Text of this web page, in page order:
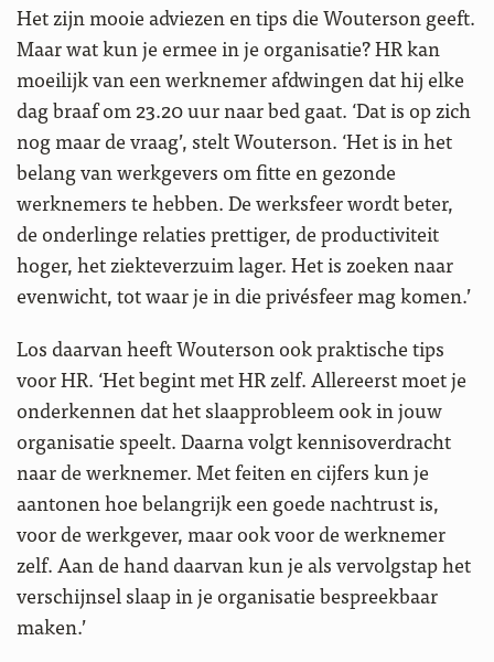
Het zijn mooie adviezen en tips die Wouterson geeft.
Maar wat kun je ermee in je organisatie? HR kan
moeilijk van een werknemer afdwingen dat hij elke
dag braaf om 23.20 uur naar bed gaat. ‘Dat is op zich
nog maar de vraag’, stelt Wouterson. ‘Het is in het
belang van werkgevers om fitte en gezonde
werknemers te hebben. De werksfeer wordt beter,
de onderlinge relaties prettiger, de productiviteit
hoger, het ziekteverzuim lager. Het is zoeken naar
evenwicht, tot waar je in die privésfeer mag komen.’
Los daarvan heeft Wouterson ook praktische tips
voor HR. ‘Het begint met HR zelf. Allereerst moet je
onderkennen dat het slaapprobleem ook in jouw
organisatie speelt. Daarna volgt kennisoverdracht
naar de werknemer. Met feiten en cijfers kun je
aantonen hoe belangrijk een goede nachtrust is,
voor de werkgever, maar ook voor de werknemer
zelf. Aan de hand daarvan kun je als vervolgstap het
verschijnsel slaap in je organisatie bespreekbaar
maken.’